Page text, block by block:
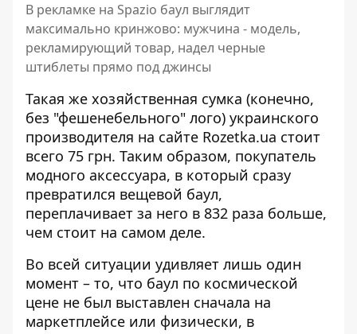
В рекламке на Spazio баул выглядит
максимально кринжово: мужчина - модель,
рекламирующий товар, надел черные
штиблеты прямо под джинсы
Такая же хозяйственная сумка (конечно,
без "фешенебельного" лого) украинского
производителя на сайте Rozetka.ua стоит
всего 75 грн. Таким образом, покупатель
модного аксессуара, в который сразу
превратился вещевой баул,
переплачивает за него в 832 раза больше,
чем стоит на самом деле.
Во всей ситуации удивляет лишь один
момент – то, что баул по космической
цене не был выставлен сначала на
маркетплейсе или физически, в